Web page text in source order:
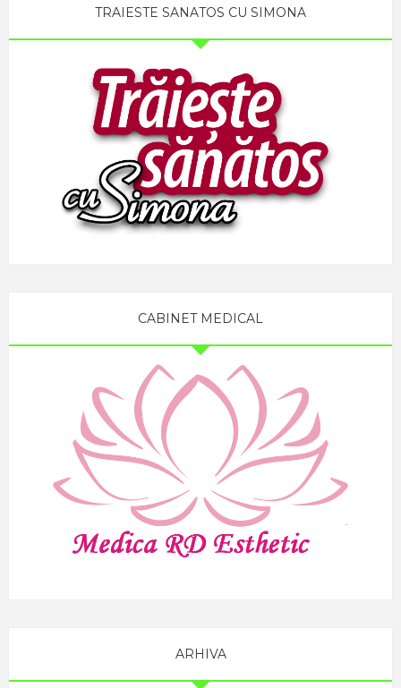
TRAIESTE SANATOS CU SIMONA
CABINET MEDICAL
ARHIVA